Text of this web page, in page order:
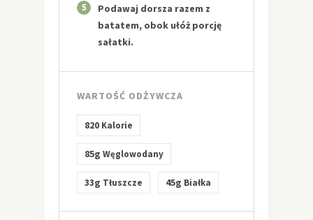
5
Podawaj dorsza razem z
batatem, obok ułóż porcję
sałatki.
WARTOŚĆ ODŻYWCZA
820 Kalorie
85g Węglowodany
33g Tłuszcze 45g Białka